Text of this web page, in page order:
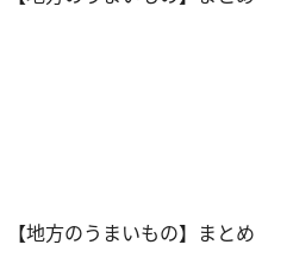
地方のうまいもの】まとめ